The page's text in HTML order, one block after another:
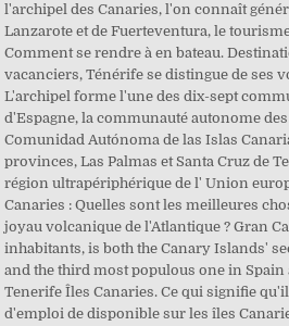
l'archipel des Canaries, l'on connaît
Lanzarote et de Fuerteventura, le
Comment se rendre à en bateau.
vacanciers, Ténérife se distingue de ses
L'archipel forme l'une des dix-sept
d'Espagne, la communauté autonome
Comunidad Autónoma de las Islas
provinces, Las Palmas et Santa Cruz de
région ultrapériphérique de l' Union
Canaries : Quelles sont les meilleures
joyau volcanique de l'Atlantique ? Gran
inhabitants, is both the Canary Islands'
and the third most populous one in
Tenerife Îles Canaries. Ce qui signifie
d'emploi de disponible sur les îles